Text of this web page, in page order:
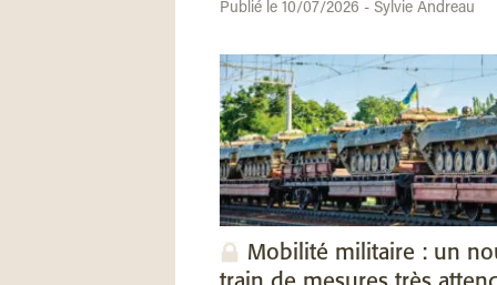
Publié le 10/07/2026 - Sylvie Andreau
Mobilité militaire : un